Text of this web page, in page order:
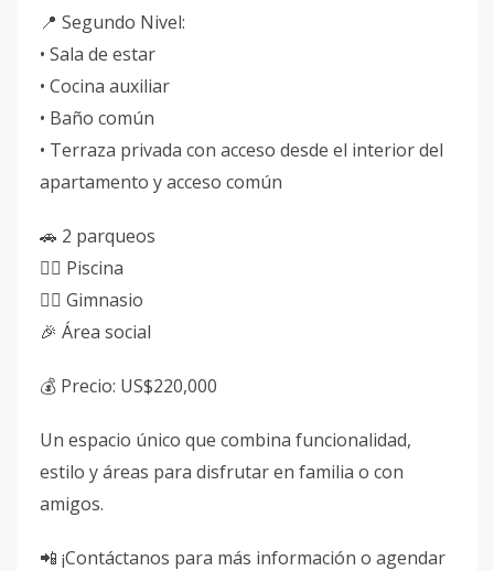
📍 Segundo Nivel:
• Sala de estar
• Cocina auxiliar
• Baño común
• Terraza privada con acceso desde el interior del
apartamento y acceso común
🚗 2 parqueos
🏊🏻 Piscina
🏋🏻 Gimnasio
🎉 Área social
💰 Precio: US$220,000
Un espacio único que combina funcionalidad,
estilo y áreas para disfrutar en familia o con
amigos.
📲 ¡Contáctanos para más información o agendar